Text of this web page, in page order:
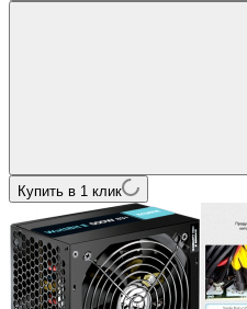
Купить в 1 клик